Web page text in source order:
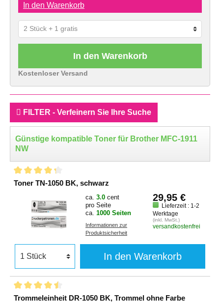
In den Warenkorb
In den Warenkorb
Kostenloser Versand
FILTER - Verfeinern Sie Ihre Suche
Günstige kompatible Toner für Brother MFC-1911
NW
Toner TN-1050 BK, schwarz
ca. 3.0 cent
pro Seite
ca. 1000 Seiten
Informationen zur
Produktsicherheit
29,95 €
Lieferzeit : 1-2
Werktage
(inkl. MwSt.)
versandkostenfrei
In den Warenkorb
Trommeleinheit DR-1050 BK, Trommel ohne Farbe